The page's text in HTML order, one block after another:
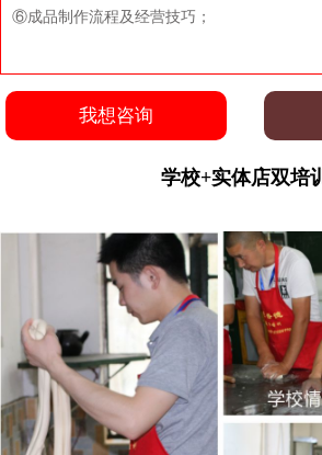
⑥成品制作流程及经营技巧；
我想咨询
学校+实体店双培训